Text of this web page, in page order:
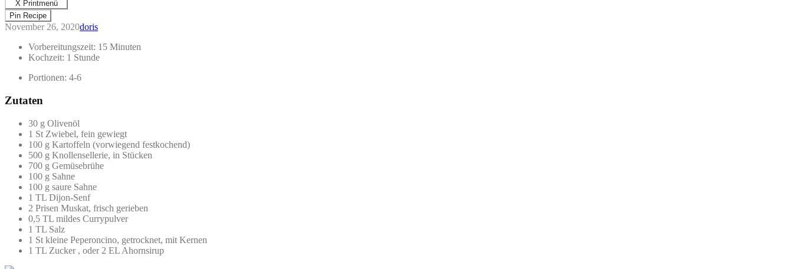
X Printmenü
Pin Recipe
November 26, 2020doris
Vorbereitungszeit: 15 Minuten
Kochzeit: 1 Stunde
Portionen: 4-6
Zutaten
30 g Olivenöl
1 St Zwiebel, fein gewiegt
100 g Kartoffeln (vorwiegend festkochend)
500 g Knollensellerie, in Stücken
700 g Gemüsebrühe
100 g Sahne
100 g saure Sahne
1 TL Dijon-Senf
2 Prisen Muskat, frisch gerieben
0,5 TL mildes Currypulver
1 TL Salz
1 St kleine Peperoncino, getrocknet, mit Kernen
1 TL Zucker , oder 2 EL Ahornsirup